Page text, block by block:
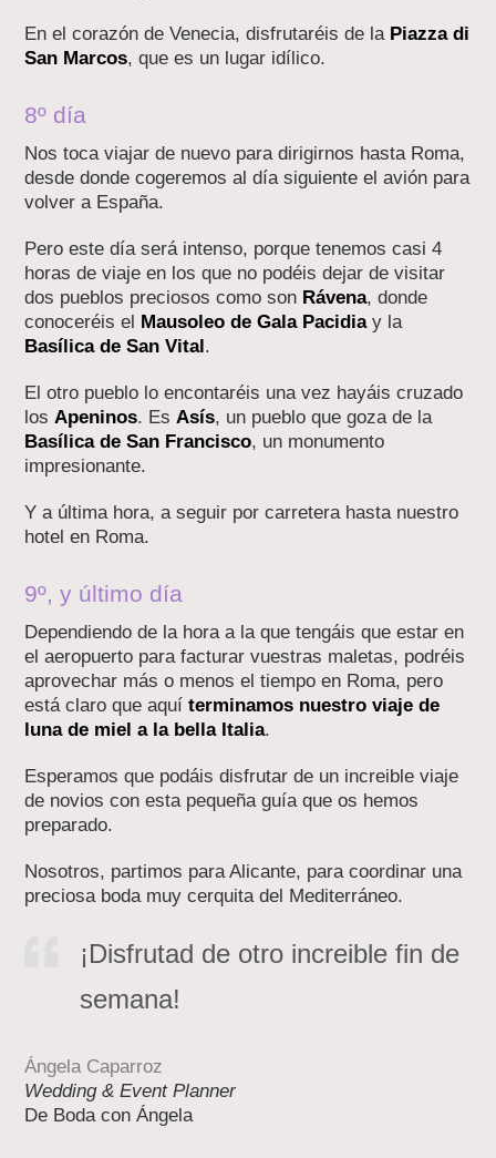
En el corazón de Venecia, disfrutaréis de la Piazza di
San Marcos, que es un lugar idílico.
8º día
Nos toca viajar de nuevo para dirigirnos hasta Roma,
desde donde cogeremos al día siguiente el avión para
volver a España.
Pero este día será intenso, porque tenemos casi 4
horas de viaje en los que no podéis dejar de visitar
dos pueblos preciosos como son Rávena, donde
conoceréis el
Mausoleo de Gala Pacidiay la
Basílica de San Vital .
El otro pueblo lo encontaréis una vez hayáis cruzado
losApeninos. EsAsís, un pueblo que goza de la
Basílica de San Francisco, un monumento
impresionante.
Y a última hora, a seguir por carretera hasta nuestro
hotel en Roma.
9º, y último día
Dependiendo de la hora a la que tengáis que estar en
el aeropuerto para facturar vuestras maletas, podréis
aprovechar más o menos el tiempo en Roma, pero
está claro que aquíterminamos nuestro viaje de
luna de miel a la bella Italia.
Esperamos que podáis disfrutar de un increible viaje
de novios con esta pequeña guía que os hemos
preparado.
Nosotros, partimos para Alicante, para coordinar una
preciosa boda muy cerquita del Mediterráneo.
¡Disfrutad de otro increible fin de
semana!
Ángela Caparroz
Wedding & Event Planner
De Boda con Ángela